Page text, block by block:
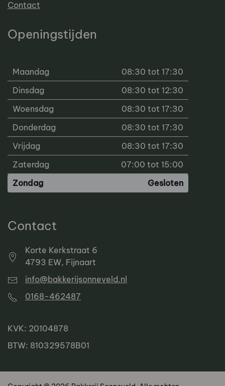
Contact
Openingstijden
Maandag
08:30 tot 17:30
Dinsdag
08:30 tot 12:30
Woensdag
08:30 tot 17:30
Donderdag
08:30 tot 17:30
Vrijdag
08:30 tot 17:30
Zaterdag
07:00 tot 15:00
Zondag
Gesloten
Contact
Korte Kerkstraat 6
4793 EW, Fijnaart
info@bakkerijsonneveld.nl
0168-462487
KVK: 20104878
BTW: 810329578B01